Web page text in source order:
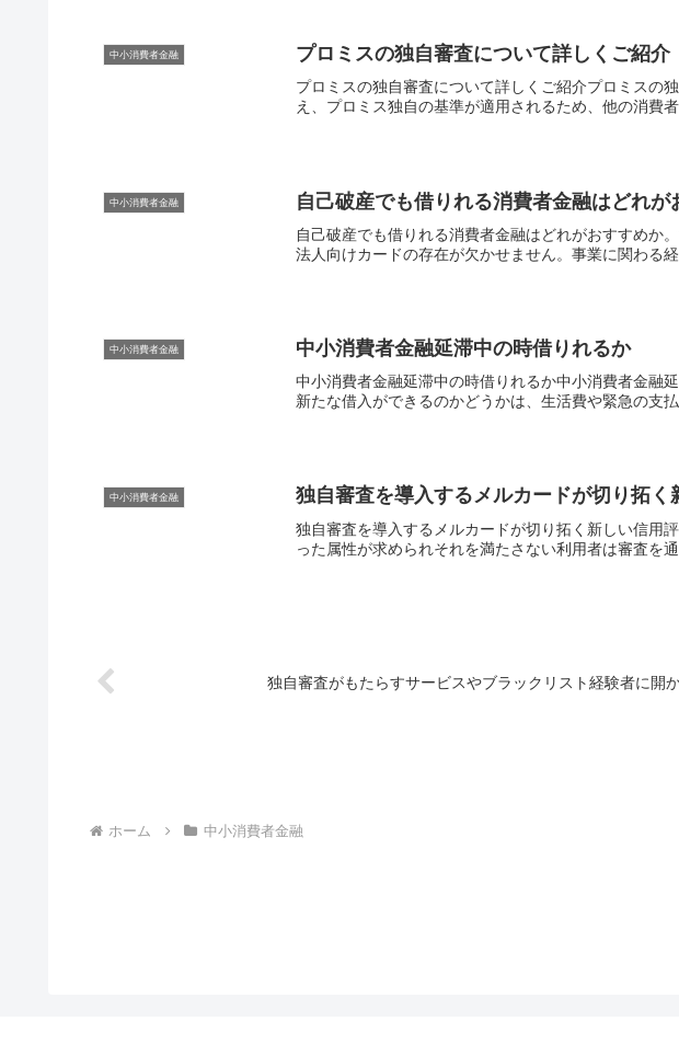
中小消費者金融 プロミスの独自審査について詳しくご紹介
プロミスの独自審査について詳しくご紹介プロミスの
え、プロミス独自の基準が適用されるため、他の消費
中小消費者金融 自己破産でも借りれる消費者金融はどれが
自己破産でも借りれる消費者金融はどれがおすすめか
法人向けカードの存在が欠かせません。事業に関わる
中小消費者金融 中小消費者金融延滞中の時借りれるか
中小消費者金融延滞中の時借りれるか中小消費者金
新たな借入ができるのかどうかは、生活費や緊急の支
中小消費者金融 独自審査を導入するメルカードが切り拓
独自審査を導入するメルカードが切り拓く新しい信用
った属性が求められそれを満たさない利用者は審査を
独自審査がもたらすサービスやブラックリスト経験者に開
ホーム 中小消費者金融